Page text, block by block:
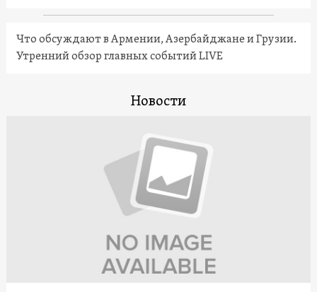
Что обсуждают в Армении, Азербайджане и Грузии.
Утренний обзор главных событий LIVE
Новости